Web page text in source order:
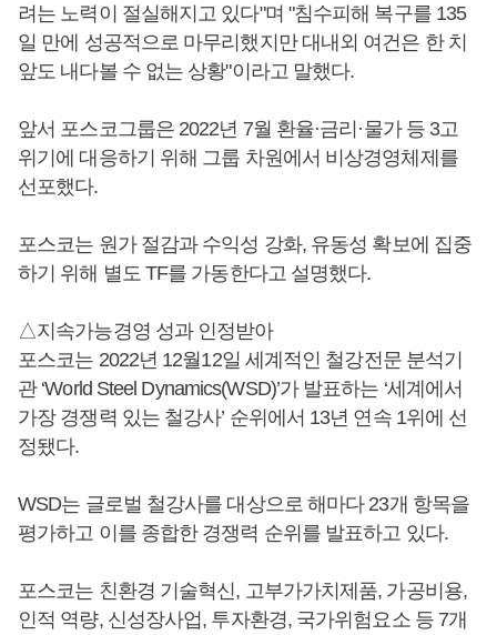
려는 노력이 절실해지고 있다"며 "침수피해 복구를 135
일 만에 성공적으로 마무리했지만 대내외 여건은 한 치
앞도 내다볼 수 없는 상황"이라고 말했다.
앞서 포스코그룹은 2022년 7월 환율·금리·물가 등 3고
위기에 대응하기 위해 그룹 차원에서 비상경영체제를
선포했다.
포스코는 원가 절감과 수익성 강화, 유동성 확보에 집중
하기 위해 별도 TF를 가동한다고 설명했다.
△지속가능경영 성과 인정받아
포스코는 2022년 12월12일 세계적인 철강전문 분석기
관 ‘World Steel Dynamics(WSD)’가 발표하는 ‘세계에서
가장 경쟁력 있는 철강사’ 순위에서 13년 연속 1위에 선
정됐다.
WSD는 글로벌 철강사를 대상으로 해마다 23개 항목을
평가하고 이를 종합한 경쟁력 순위를 발표하고 있다.
포스코는 친환경 기술혁신, 고부가가치제품, 가공비용,
인적 역량, 신성장사업, 투자환경, 국가위험요소 등 7개